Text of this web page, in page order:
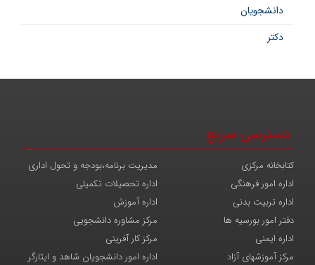
دانشجویان
دکتر
دسترسی سریع
مدیریت برنامه،بودجه و تحول اداری
کتابخانه مرکزی
اداره تحصیلات تکمیلی
اداره امور فرهنگی
اداره آموزش
اداره تربیت بدنی
مرکز مشاوره دانشجویی
دفتر امور بورسیه ها
مرکز کار آفرینی
اداره ایمنی
اداره امور دانشجویان شاهد و ایثارگر
مرکز آموزشهای آزاد